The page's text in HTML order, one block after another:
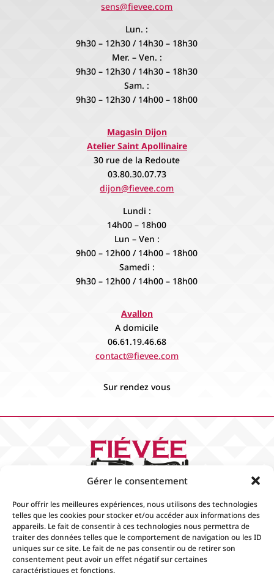
Gérer le consentement
Pour offrir les meilleures expériences, nous utilisons des technologies
telles que les cookies pour stocker et/ou accéder aux informations des
appareils. Le fait de consentir à ces technologies nous permettra de
traiter des données telles que le comportement de navigation ou les ID
uniques sur ce site. Le fait de ne pas consentir ou de retirer son
consentement peut avoir un effet négatif sur certaines
caractéristiques et fonctions.
sens@fievee.com
Lun. :
9h30 – 12h30 / 14h30 – 18h30
Mer. – Ven. :
9h30 – 12h30 / 14h30 – 18h30
Sam. :
9h30 – 12h30 / 14h00 – 18h00
Magasin Dijon
Atelier Saint Apollinaire
30 rue de la Redoute
03.80.30.07.73
dijon@fievee.com
Lundi :
14h00 – 18h00
Lun – Ven :
9h00 – 12h00 / 14h00 – 18h00
Samedi :
9h30 – 12h00 / 14h00 – 18h00
Avallon
A domicile
06.61.19.46.68
contact@fievee.com
Sur rendez vous
Accueil Contact Boutique
Événements
Mentions Légales
Conditions générales de